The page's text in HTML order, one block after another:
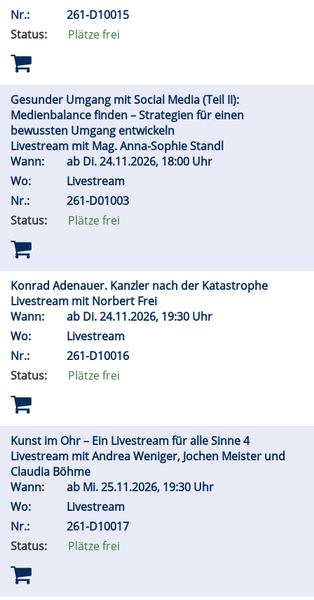
Nr.:
261-D10015
Status:
Plätze frei
Gesunder Umgang mit Social Media (Teil II):
Medienbalance finden – Strategien für einen
bewussten Umgang entwickeln
Livestream mit Mag. Anna-Sophie Standl
Wann:
ab Di.24.11.2026, 18:00 Uhr
Wo:
Livestream
Nr.:
261-D01003
Status:
Plätze frei
Konrad Adenauer. Kanzler nach der Katastrophe
Livestream mit Norbert Frei
Wann:
ab Di.24.11.2026, 19:30 Uhr
Wo:
Livestream
Nr.:
261-D10016
Status:
Plätze frei
Kunst im Ohr – Ein Livestream für alle Sinne 4
Livestream mit Andrea Weniger, Jochen Meister und
Claudia Böhme
Wann:
ab Mi.25.11.2026, 19:30 Uhr
Wo:
Livestream
Nr.:
261-D10017
Status:
Plätze frei